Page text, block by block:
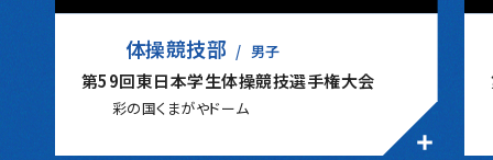
体操競技部 男子
第59回東日本学生体操競技選手権大会
彩の国くまがやドーム